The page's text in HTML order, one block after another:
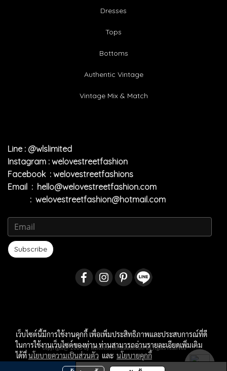
Dresses
Tops
Bottoms
Authentic Vintage
Vintage Mix & Match
Line : @wlslimited
Instagram : welovestreetfashion
Facebook : welovestreetfashions
Email : hello@welovestreetfashion.com
: welovestreetfashion@hotmail.com
Subscribe
copyright@ 2009 by welovestreetfashion.com all rights reserved
เว็บไซต์นี้มีการใช้งานคุกกี้ เพื่อเพิ่มประสิทธิภาพและประสบการณ์ที่ดี
ในการใช้งานเว็บไซต์ของท่าน ท่านสามารถอ่านรายละเอียดเพิ่มเติม
ได้ที่นโยบายความเป็นส่วนตัว และ นโยบายคุกกี้